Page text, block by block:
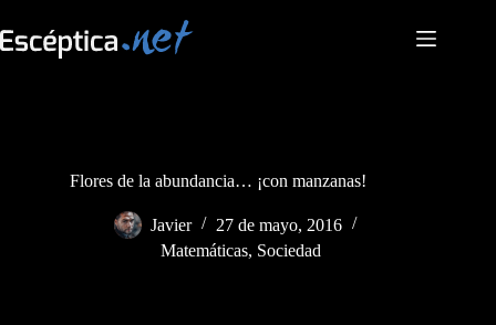
al
contenido
Flores de la abundancia… ¡con manzanas!
Javier
27 de mayo, 2016
Matemáticas, Sociedad